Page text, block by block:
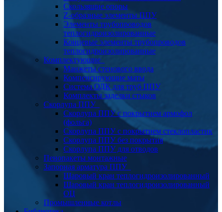
Скользящие опоры
Z-образные элементы ППУ
Элементы трубопроводов
теплогидроизолированные
Концевые элементы трубопроводов
теплогидроизолированные
Комплектующие
Манжеты стенового ввода
Компенсирующие маты
Система ОДК для труб ППУ
Комплекты заделки стыков
Скорлупа ППУ
Скорлупа ППУ с покрытием армофол
(фольга)
Скорлупа ППУ с покрытием стеклопластик
Скорлупа ППУ без покрытия
Скорлупа ППУ для отводов
Пенопакеты монтажные
Запорная арматура ППУ
Шаровый кран теплогидроизолированный
Шаровый кран теплогидроизолированный
ОЦ
Промышленные котлы